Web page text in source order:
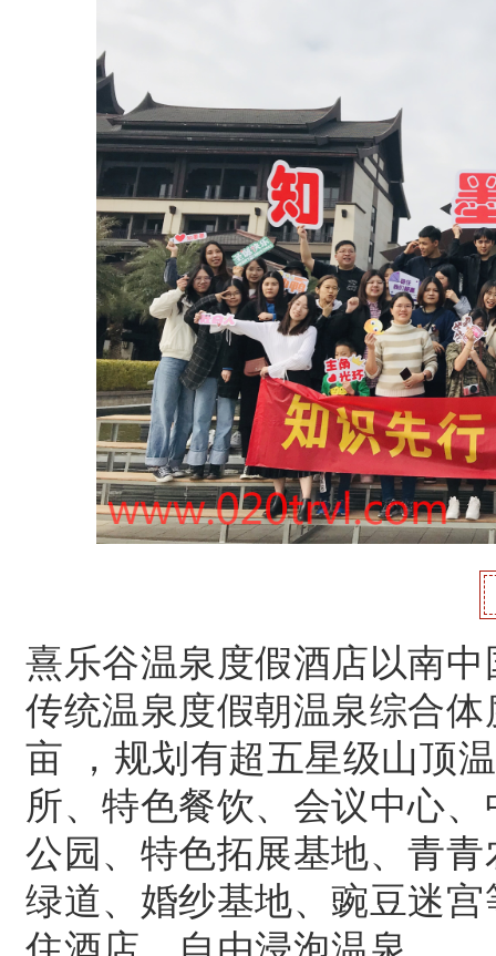
熹乐谷温泉度假酒店以南
传统温泉度假朝温泉综合
亩 ，规划有超五星级山顶
所、特色餐饮、会议中心
公园、特色拓展基地、青
绿道、婚纱基地、豌豆迷